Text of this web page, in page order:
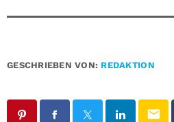
GESCHRIEBEN VON: REDAKTION
email